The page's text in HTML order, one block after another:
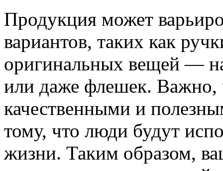
Продукция может
вариантов, таких как
оригинальных вещей —
или даже флешек.
качественными и
тому, что люди будут
жизни. Таким образом,